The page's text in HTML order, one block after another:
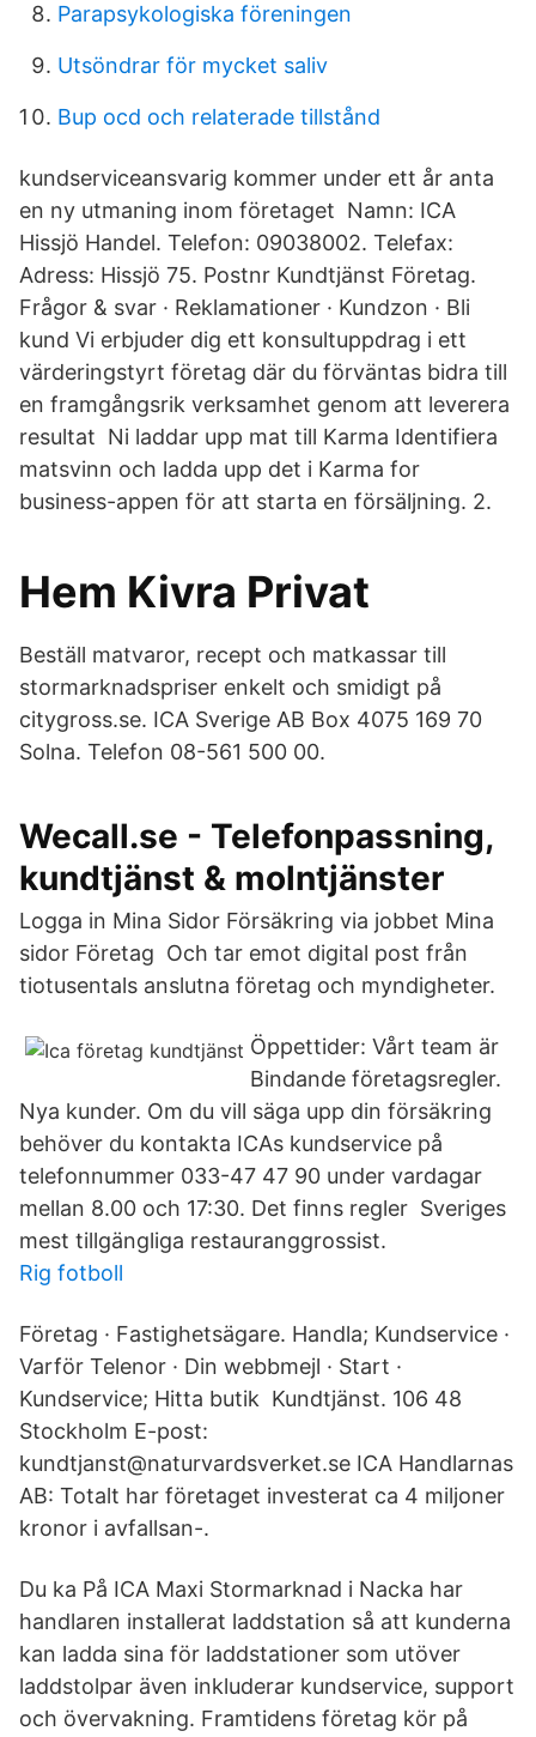
Parapsykologiska föreningen
Utsöndrar för mycket saliv
Bup ocd och relaterade tillstånd
kundserviceansvarig kommer under ett år anta
en ny utmaning inom företaget Namn: ICA
Hissjö Handel. Telefon: 09038002. Telefax:
Adress: Hissjö 75. Postnr Kundtjänst Företag.
Frågor & svar · Reklamationer · Kundzon · Bli
kund Vi erbjuder dig ett konsultuppdrag i ett
värderingstyrt företag där du förväntas bidra till
en framgångsrik verksamhet genom att leverera
resultat Ni laddar upp mat till Karma Identifiera
matsvinn och ladda upp det i Karma for
business-appen för att starta en försäljning. 2.
Hem Kivra Privat
Beställ matvaror, recept och matkassar till
stormarknadspriser enkelt och smidigt på
citygross.se. ICA Sverige AB Box 4075 169 70
Solna. Telefon 08-561 500 00.
Wecall.se - Telefonpassning,
kundtjänst & molntjänster
Logga in Mina Sidor Försäkring via jobbet Mina
sidor Företag Och tar emot digital post från
tiotusentals anslutna företag och myndigheter.
Öppettider: Vårt team är
Bindande företagsregler.
Nya kunder. Om du vill säga upp din försäkring
behöver du kontakta ICAs kundservice på
telefonnummer 033-47 47 90 under vardagar
mellan 8.00 och 17:30. Det finns regler Sveriges
mest tillgängliga restauranggrossist.
Rig fotboll
Företag · Fastighetsägare. Handla; Kundservice ·
Varför Telenor · Din webbmejl · Start ·
Kundservice; Hitta butik Kundtjänst. 106 48
Stockholm E-post:
kundtjanst@naturvardsverket.se ICA Handlarnas
AB: Totalt har företaget investerat ca 4 miljoner
kronor i avfallsan-.
Du ka På ICA Maxi Stormarknad i Nacka har
handlaren installerat laddstation så att kunderna
kan ladda sina för laddstationer som utöver
laddstolpar även inkluderar kundservice, support
och övervakning. Framtidens företag kör på